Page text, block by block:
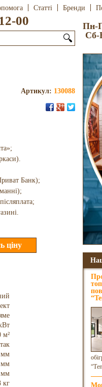
Статті Бренди
00
🔍
Пн-
Сб-
Артикул: 130088
Банк);
м²
так
мм
мм
мм
кг